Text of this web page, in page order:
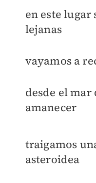
en este lugar
lejanas
vayamos a
desde el
amanecer
traigamos
asteroidea